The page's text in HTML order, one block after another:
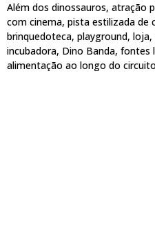
Além dos dinossauros, atração
com cinema, pista estilizada de
brinquedoteca, playground, loja,
incubadora, Dino Banda, fontes
alimentação ao longo do